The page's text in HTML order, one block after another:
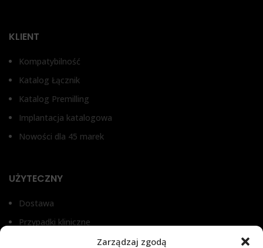
Zarządzaj zgodą
KLIENT
Kompatybilność
Katalog Łącznik
Katalog Premilling
Implantacja katalogowa
Nowości dla 45 marek
UŻYTECZNY
Dostawa
Przypadki kliniczne
Prywatność danych osobistych